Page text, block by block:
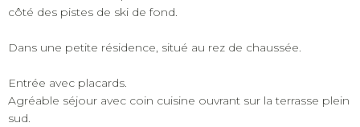
côté des pistes de ski de fond.
Dans une petite résidence, situé au rez de chaussée.
Entrée avec placards.
Agréable séjour avec coin cuisine ouvrant sur la terrasse plein
sud.